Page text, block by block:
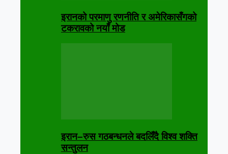
इरानको परमाणु रणनीति र अमेरिकासँगको
टकरावको नयाँ मोड
इरान–रुस गठबन्धनले बदलिँदै विश्व शक्ति
सन्तुलन